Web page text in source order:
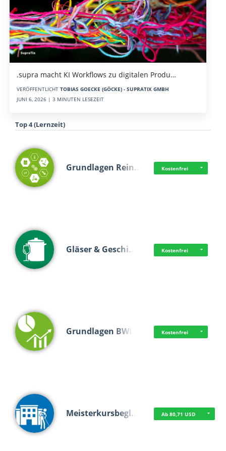
.supra macht KI Workflows zu digitalen Produ…
VERÖFFENTLICHT TOBIAS GOECKE (GÖCKE) - SUPRATIX GMBH
JUNI 6, 2026 | 3 MINUTEN LESEZEIT
Top 4 (Lernzeit)
Grundlagen Rein… Kostenfrei
Gläser & Geschi… Kostenfrei
Grundlagen BWL Kostenfrei
Meisterkursbegl… Ab 80,71 USD